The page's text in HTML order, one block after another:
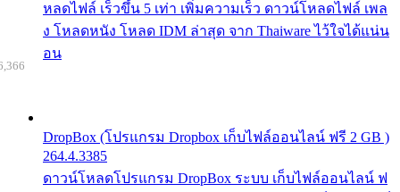
หลดไฟล์ เร็วขึ้น 5 เท่า เพิ่มความเร็ว ดาวน์โหลดไฟล์ เพล
ง โหลดหนัง โหลด IDM ล่าสุด จาก Thaiware ไว้ใจได้แน่น
อน
DropBox (โปรแกรม Dropbox เก็บไฟล์ออนไลน์ ฟรี 2 GB )
264.4.3385
ดาวน์โหลดโปรแกรม DropBox ระบบ เก็บไฟล์ออนไลน์ ฟ